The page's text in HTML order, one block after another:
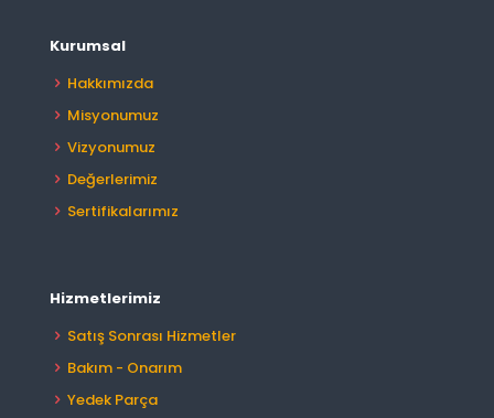
Kurumsal
Hakkımızda
Misyonumuz
Vizyonumuz
Değerlerimiz
Sertifikalarımız
Hizmetlerimiz
Satış Sonrası Hizmetler
Bakım - Onarım
Yedek Parça